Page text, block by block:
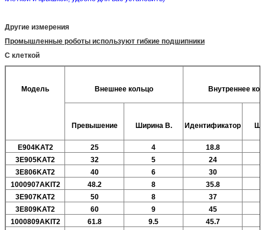
Другие измерения
Промышленные роботы используют гибкие подшипники
С клеткой
Модель Внешнее кольцо Внутреннее
Превышение Ширина В. Идентификатор
E904KAT2 25 4
18.8
3E905KAT2
32 5
24
3E806KAT2
40 6
30
1000907AKIT2
48.2 8
35.8
3E907KAT2
50 8
37
3E809KAT2
60 9
45
1000809AKIT2
61.8 9.5
45.7